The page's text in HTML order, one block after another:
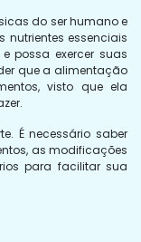
do ser humano e
essenciais
possa exercer suas
que a alimentação
visto que ela
É necessário saber
as modificações
para facilitar sua